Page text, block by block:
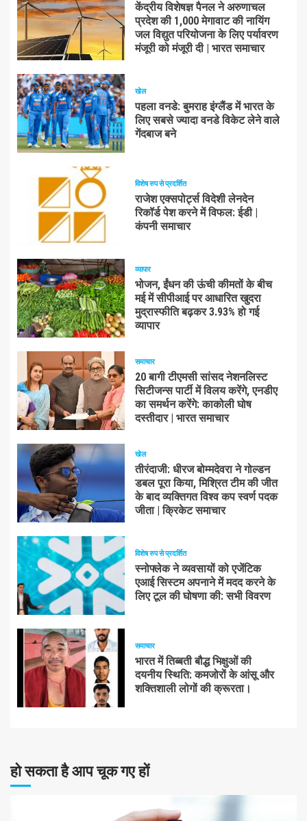
केंद्रीय विशेषज्ञ पैनल ने अरुणाचल
प्रदेश की 1,000 मेगावाट की नायिंग
जल विद्युत परियोजना के लिए पर्यावरण
मंजूरी को मंजूरी दी | भारत समाचार
खेल
पहला वनडे: बुमराह इंग्लैंड में भारत के
लिए सबसे ज्यादा वनडे विकेट लेने वाले
गेंदबाज बने
विशेष रुप से प्रदर्शित
राजेश एक्सपोर्ट्स विदेशी लेनदेन
रिकॉर्ड पेश करने में विफल: ईडी |
कंपनी समाचार
व्यापार
भोजन, ईंधन की ऊंची कीमतों के बीच
मई में सीपीआई पर आधारित खुदरा
मुद्रास्फीति बढ़कर 3.93% हो गई
व्यापार
समाचार
20 बागी टीएमसी सांसद नेशनलिस्ट
सिटीजन्स पार्टी में विलय करेंगे, एनडीए
का समर्थन करेंगे: काकोली घोष
दस्तीदार | भारत समाचार
खेल
तीरंदाजी: धीरज बोम्मदेवरा ने गोल्डन
डबल पूरा किया, मिश्रित टीम की जीत
के बाद व्यक्तिगत विश्व कप स्वर्ण पदक
जीता | क्रिकेट समाचार
विशेष रुप से प्रदर्शित
स्नोफ्लेक ने व्यवसायों को एजेंटिक
एआई सिस्टम अपनाने में मदद करने के
लिए टूल की घोषणा की: सभी विवरण
समाचार
भारत में तिब्बती बौद्ध भिक्षुओं की
दयनीय स्थिति: कमजोरों के आंसू और
शक्तिशाली लोगों की क्रूरता।
हो सकता है आप चूक गए हों